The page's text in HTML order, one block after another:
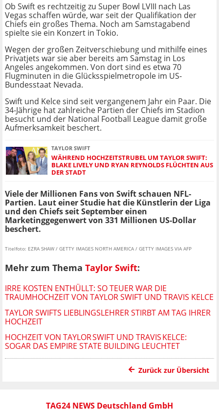
Ob Swift es rechtzeitig zu Super Bowl LVIII nach Las
Vegas schaffen würde, war seit der Qualifikation der
Chiefs ein großes Thema. Noch am Samstagabend
spielte sie ein Konzert in Tokio.
Wegen der großen Zeitverschiebung und mithilfe eines
Privatjets war sie aber bereits am Samstag in Los
Angeles angekommen. Von dort sind es etwa 70
Flugminuten in die Glücksspielmetropole im US-
Bundesstaat Nevada.
Swift und Kelce sind seit vergangenem Jahr ein Paar. Die
34-Jährige hat zahlreiche Partien der Chiefs im Stadion
besucht und der National Football League damit große
Aufmerksamkeit beschert.
TAYLOR SWIFT
WÄHREND HOCHZEITSTRUBEL UM TAYLOR SWIFT:
BLAKE LIVELY UND RYAN REYNOLDS FLÜCHTEN AUS
DER STADT
Viele der Millionen Fans von Swift schauen NFL-
Partien. Laut einer Studie hat die Künstlerin der Liga
und den Chiefs seit September einen
Marketinggegenwert von 331 Millionen US-Dollar
beschert.
Titelfoto: EZRA SHAW / GETTY IMAGES NORTH AMERICA / GETTY IMAGES VIA AFP
Mehr zum Thema Taylor Swift:
IRRE KOSTEN ENTHÜLLT: SO TEUER WAR DIE
TRAUMHOCHZEIT VON TAYLOR SWIFT UND TRAVIS KELCE
TAYLOR SWIFTS LIEBLINGSLEHRER STIRBT AM TAG IHRER
HOCHZEIT
HOCHZEIT VON TAYLOR SWIFT UND TRAVIS KELCE:
SOGAR DAS EMPIRE STATE BUILDING LEUCHTET
Zurück zur Übersicht
TAG24 NEWS Deutschland GmbH